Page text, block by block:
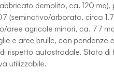
demolito, ca. 120
(seminativo/arborato, circa
aree agricole minori, ca. 77
e aree brulle, con pendenze
rispetto autostradale. Stato
utilizzabile.